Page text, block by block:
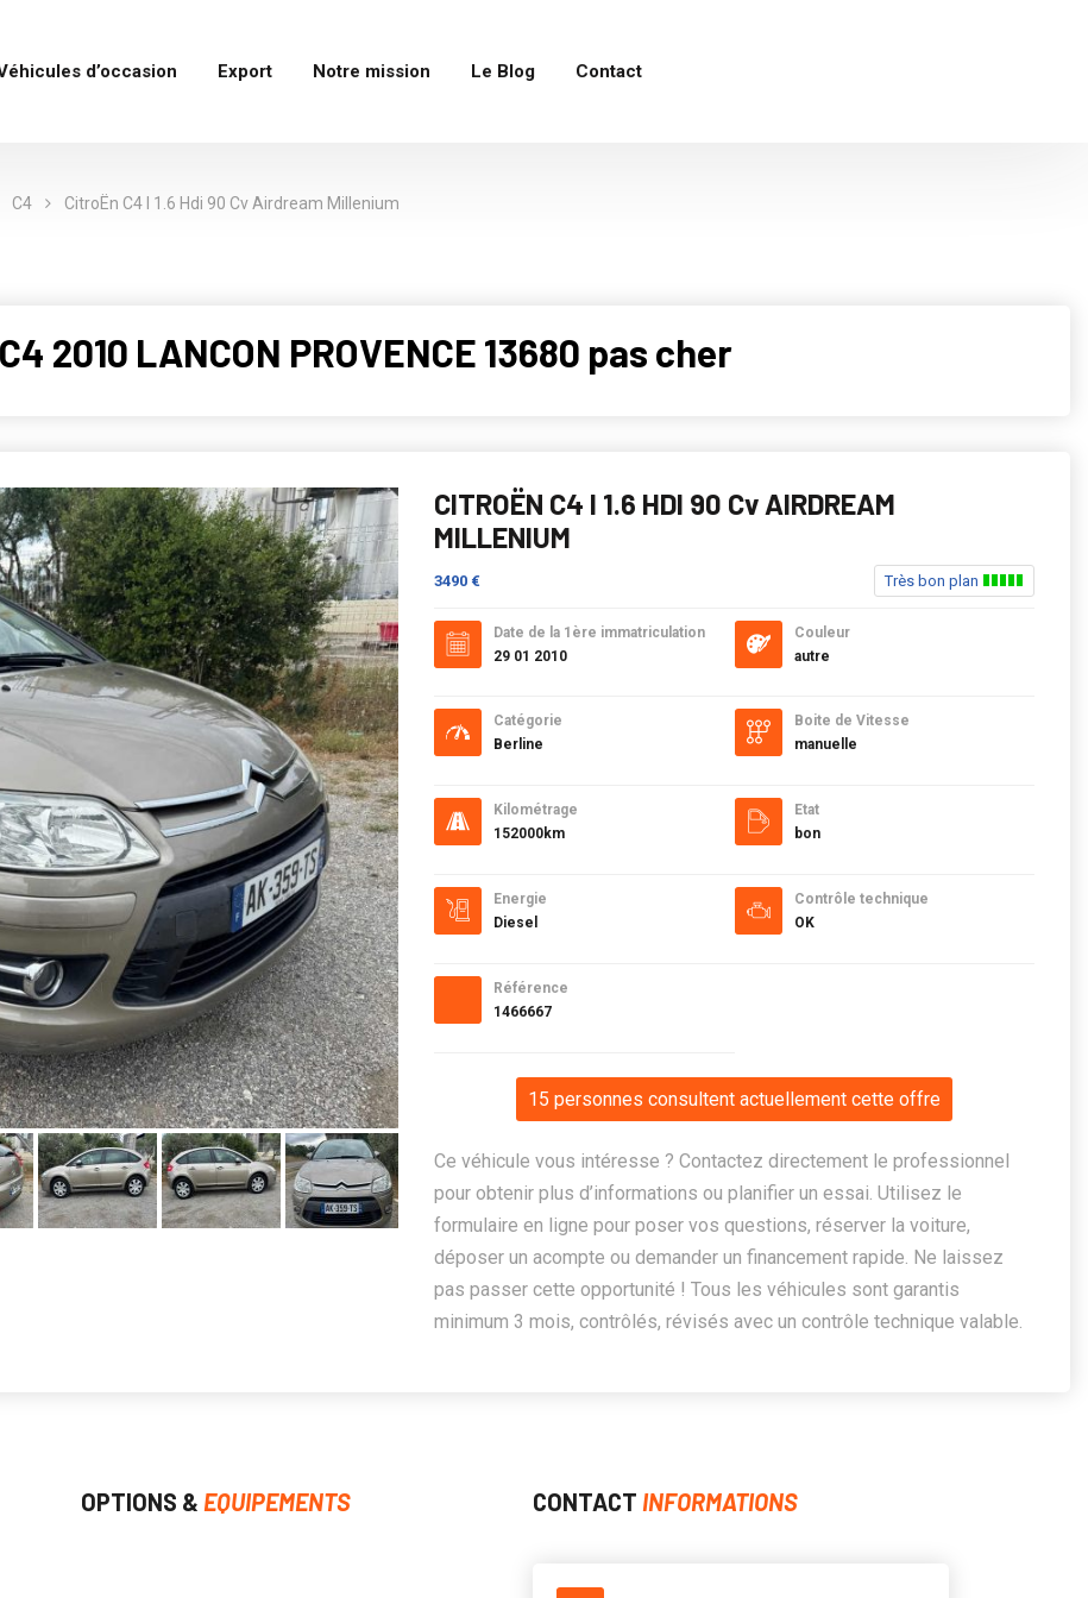
d’occasion Export Notre mission Le Blog Contact
C4 CitroËn C4 I 1.6 Hdi 90 Cv Airdream Millenium
2010 LANCON PROVENCE 13680 pas cher
CITROËN C4 I 1.6 HDI 90 Cv AIRDREAM
MILLENIUM
3490 € Très bon plan
Date de la 1ère immatriculation
29 01 2010
Catégorie
Berline
Kilométrage
152000km
Energie
Diesel
Référence
1466667
Couleur
autre
Boite de Vitesse
manuelle
Etat
bon
Contrôle technique
OK
15 personnes consultent actuellement cette offre
Ce véhicule vous intéresse ? Contactez directement le professionnel
pour obtenir plus d’informations ou planifier un essai. Utilisez le
formulaire en ligne pour poser vos questions, réserver la voiture,
déposer un acompte ou demander un financement rapide. Ne laissez
pas passer cette opportunité ! Tous les véhicules sont garantis
minimum 3 mois, contrôlés, révisés avec un contrôle technique valable.
OPTIONS & EQUIPEMENTS CONTACT INFORMATIONS